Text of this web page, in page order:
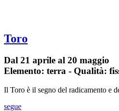
Toro
Dal 21 aprile al 20 maggio
Elemento: terra - Qualità:
Il Toro è il segno del radicamento e
segue